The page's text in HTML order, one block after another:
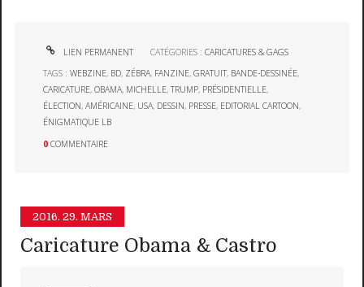
LIEN PERMANENT CATÉGORIES :CARICATURES & GAGS
TAGS :WEBZINE, BD, ZÉBRA, FANZINE,GRATUIT, BANDE-DESSINÉE,
CARICATURE,OBAMA, MICHELLE,TRUMP, PRÉSIDENTIELLE,
ÉLECTION,AMÉRICAINE, USA, DESSIN, PRESSE, EDITORIAL CARTOON,
ÉNIGMATIQUE LB
0 COMMENTAIRE
2016. 29. MARS
Caricature Obama & Castro